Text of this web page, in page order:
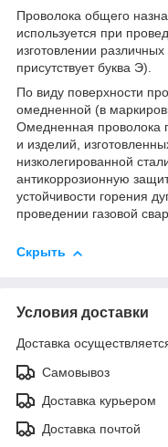
Проволока общего
используется при
изготовлении
присутствует буква Э).
По виду поверхности
омедненной (в
Омедненная проволока
и изделий,
низколегированной
антикоррозионную
устойчивости горения
проведении газовой
Скрыть
Условия доставки
Доставка
Самовывоз
Доставка курьером
Доставка почтой